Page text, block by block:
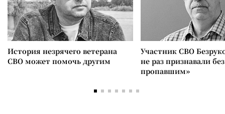
История незрячего ветерана
СВО может помочь другим
Участник СВО
не раз признавали
пропавшим»